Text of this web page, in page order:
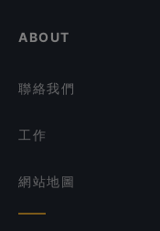
ABOUT
聯絡我們
工作
網站地圖